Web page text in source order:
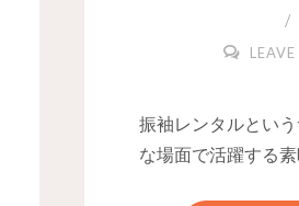
/
振袖レンタルとい
な場面で活躍する